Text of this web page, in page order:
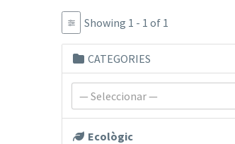
Showing 1 - 1 of 1
CATEGORIES
— Seleccionar —
Ecològic